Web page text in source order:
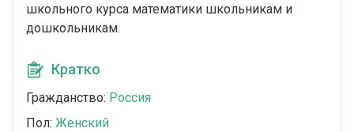
школьного курса математики школьникам и
дошкольникам.
Кратко
Гражданство: Россия
Пол: Женский